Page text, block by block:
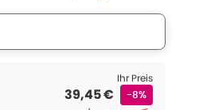
Ihr Preis
39,45 € -8%